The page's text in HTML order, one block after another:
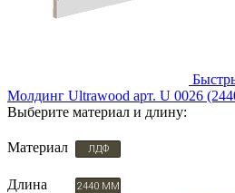
Молдинг Ultrawood арт. U 0026
Выберите материал и длину:
Материал ЛДФ
Длина 2440 ММ